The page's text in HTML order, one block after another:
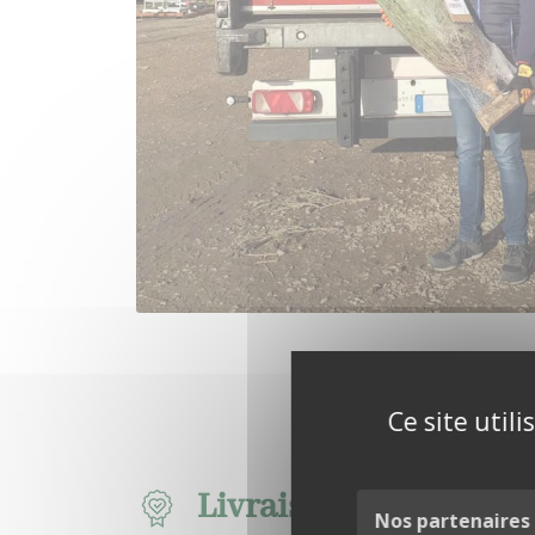
Ce site
Nos partenaires
Livraison éthique et